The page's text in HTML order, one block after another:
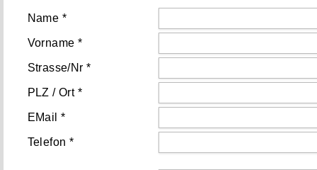
Name *
Vorname *
Strasse/Nr *
PLZ / Ort *
EMail *
Telefon *